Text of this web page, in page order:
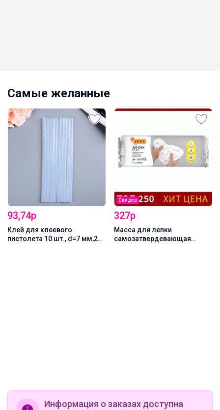
Самые желанные
93,74р
Клей для клеевого
пистолета 10 шт., d=7 мм,20
Скидка
327р
Масса для лепки
самозатвердевающая
Информация о заказах доступна